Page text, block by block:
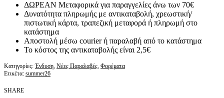
ΔΩΡΕΑΝ Μεταφορικά για παραγγελίες άνω των 70€
Δυνατότητα πληρωμής με αντικαταβολή, χρεωστική/
πιστωτική κάρτα, τραπεζική μεταφορά ή πληρωμή στο
κατάστημα
Αποστολή μέσω courier ή παραλαβή από το κατάστημα
Το κόστος της αντικαταβολής είναι 2,5€
Κατηγορίες:Ένδυση, Νέες Παραλαβές, Φορέματα
Ετικέτα: summer26
SHARE